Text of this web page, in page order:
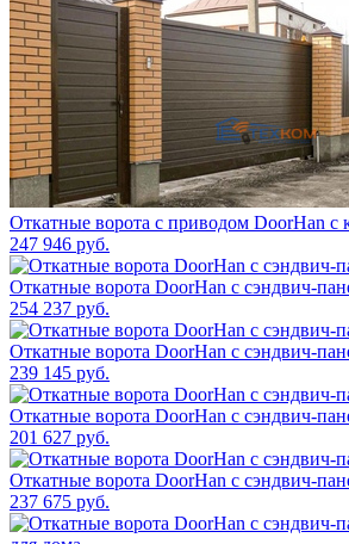
Откатные ворота с приводом DoorHan с
247 946 руб.
Откатные ворота DoorHan с сэндвич-
254 237 руб.
Откатные ворота DoorHan с сэндвич-
239 145 руб.
Откатные ворота DoorHan с сэндвич-
201 627 руб.
Откатные ворота DoorHan с сэндвич-
237 675 руб.